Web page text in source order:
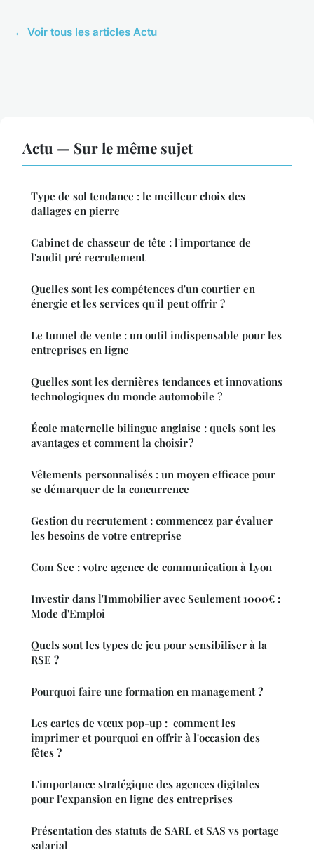
← Voir tous les articles Actu
Actu — Sur le même sujet
Type de sol tendance : le meilleur choix des
dallages en pierre
Cabinet de chasseur de tête : l'importance de
l'audit pré recrutement
Quelles sont les compétences d'un courtier en
énergie et les services qu'il peut offrir ?
Le tunnel de vente : un outil indispensable pour les
entreprises en ligne
Quelles sont les dernières tendances et innovations
technologiques du monde automobile ?
École maternelle bilingue anglaise : quels sont les
avantages et comment la choisir ?
Vêtements personnalisés : un moyen efficace pour
se démarquer de la concurrence
Gestion du recrutement : commencez par évaluer
les besoins de votre entreprise
Com See : votre agence de communication à Lyon
Investir dans l'Immobilier avec Seulement 1000€ :
Mode d'Emploi
Quels sont les types de jeu pour sensibiliser à la
RSE ?
Pourquoi faire une formation en management ?
Les cartes de vœux pop-up : comment les
imprimer et pourquoi en offrir à l'occasion des
fêtes ?
L'importance stratégique des agences digitales
pour l'expansion en ligne des entreprises
Présentation des statuts de SARL et SAS vs portage
salarial